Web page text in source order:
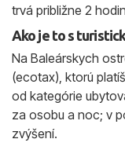
trvá približne 2
Ako je to s
Na Baleárskych
(ecotax), ktorú
od kategórie
za osobu a noc; v
zvýšení.